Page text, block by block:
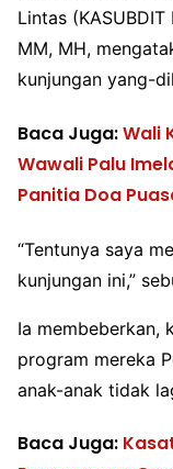
Lintas
MM, MH,
kunjungan yang-
Baca Juga:Wali
Wawali Palu
Panitia Doa
“Tentunya saya
kunjungan ini,”
Ia membeberkan,
program mereka
anak-anak tidak
Baca Juga: